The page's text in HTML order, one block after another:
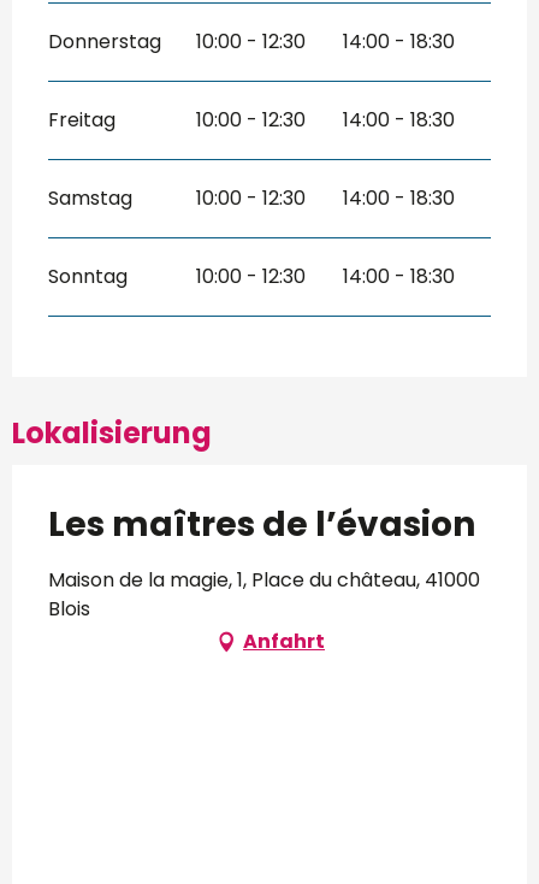
Donnerstag 10:00 - 12:30 14:00 - 18:30
Freitag 10:00 - 12:30 14:00 - 18:30
Samstag 10:00 - 12:30 14:00 - 18:30
Sonntag 10:00 - 12:30 14:00 - 18:30
Lokalisierung
Les maîtres de l’évasion
Maison de la magie, 1, Place du château, 41000
Blois
Anfahrt